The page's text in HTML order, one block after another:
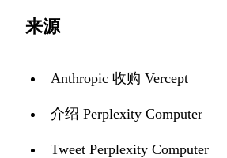
来源
Anthropic 收购 Vercept
介绍 Perplexity Computer
Tweet Perplexity Computer